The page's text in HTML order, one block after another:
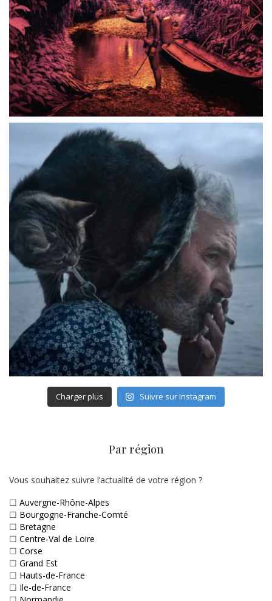
Charger plus Suivre sur Instagram
Par région
Vous souhaitez suivre l’actualité de votre région ?
☐ Auvergne-Rhône-Alpes
☐ Bourgogne-Franche-Comté
☐ Bretagne
☐ Centre-Val de Loire
☐ Corse
☐ Grand Est
☐ Hauts-de-France
☐ Ile-de-France